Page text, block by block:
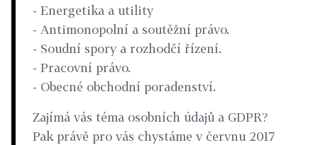
- Energetika a utility
- Antimonopolní a soutěžní právo.
- Soudní spory a rozhodčí řízení.
- Pracovní právo.
- Obecné obchodní poradenství.
Zajímá vás téma osobních údajů a GDPR?
Pak právě pro vás chystáme v červnu 2017